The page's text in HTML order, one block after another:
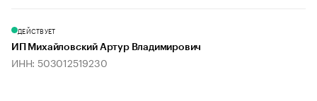
ДЕЙСТВУЕТ
ИП Михайловский Артур Владимирович
ИНН: 503012519230